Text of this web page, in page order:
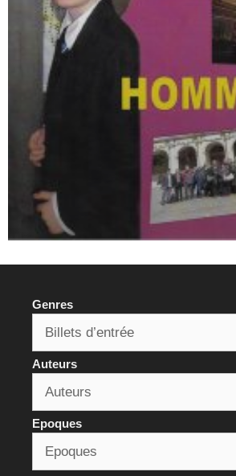
Genres
Auteurs
Epoques